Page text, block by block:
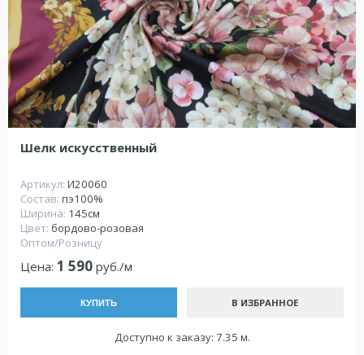
Шелк искусственный
Артикул: И20060
Состав: пэ100%
Ширина: 145см
Цвет: бордово-розовая
Оптом/Розницу
Цена: 1 590 руб./м
КУПИТЬ В ИЗБРАННОЕ
Доступно к заказу: 7.35 м.